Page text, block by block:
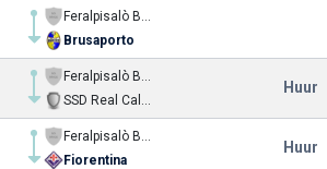
Feralpisalò Berretti
Brusaporto
Feralpisalò Berretti
SSD Real Calepina FC 2020
Huur
Feralpisalò Berretti
Fiorentina
Huur